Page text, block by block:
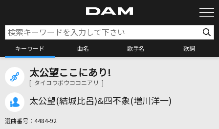
キーワード 曲名 歌手名 歌詞
カラオケ検索
カラオケ店舗検索
太公望ここにあり!
[ タイコウボウココニアリ ]
太公望(結城比呂)&四不象(増川洋一)
選曲番号： 4484-92